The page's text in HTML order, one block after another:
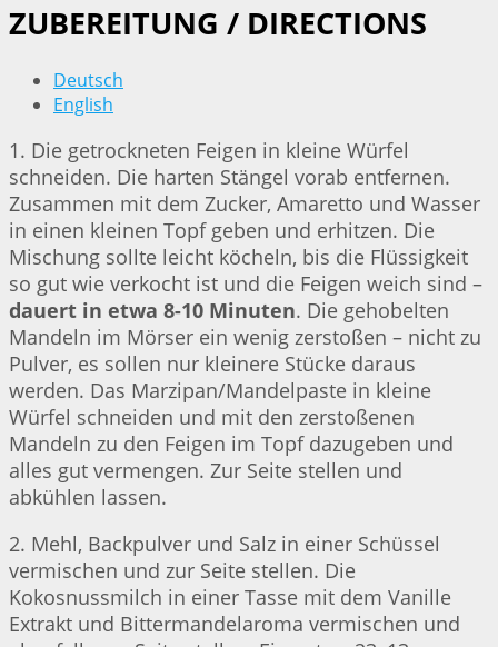
ZUBEREITUNG / DIRECTIONS
Deutsch
English
1. Die getrockneten Feigen in kleine Würfel
schneiden. Die harten Stängel vorab entfernen.
Zusammen mit dem Zucker, Amaretto und Wasser
in einen kleinen Topf geben und erhitzen. Die
Mischung sollte leicht köcheln, bis die Flüssigkeit
so gut wie verkocht ist und die Feigen weich sind –
dauert in etwa 8-10 Minuten. Die gehobelten
Mandeln im Mörser ein wenig zerstoßen – nicht zu
Pulver, es sollen nur kleinere Stücke daraus
werden. Das Marzipan/Mandelpaste in kleine
Würfel schneiden und mit den zerstoßenen
Mandeln zu den Feigen im Topf dazugeben und
alles gut vermengen. Zur Seite stellen und
abkühlen lassen.
2. Mehl, Backpulver und Salz in einer Schüssel
vermischen und zur Seite stellen. Die
Kokosnussmilch in einer Tasse mit dem Vanille
Extrakt und Bittermandelaroma vermischen und